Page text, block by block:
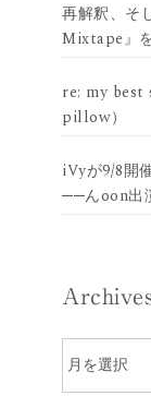
再解釈、そ
Mixtape』
re: my best
pillow）
iVyが9/8開
──んoon出